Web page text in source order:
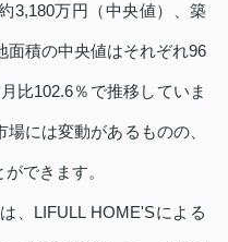
3,180万円（中央値）、築
面積の中央値はそれぞれ96
比102.6％で推移していま
には変動があるものの、
できます。
、LIFULL HOME'Sによる